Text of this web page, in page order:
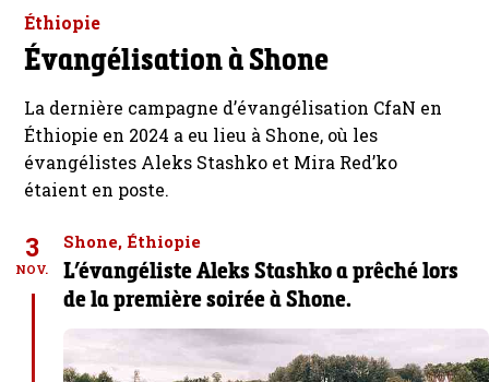
Éthiopie
Évangélisation à Shone
La dernière campagne d’évangélisation CfaN en
Éthiopie en 2024 a eu lieu à Shone, où les
évangélistes Aleks Stashko et Mira Red’ko
étaient en poste.
3
NOV.
Shone, Éthiopie
L’évangéliste Aleks Stashko a prêché lors
de la première soirée à Shone.